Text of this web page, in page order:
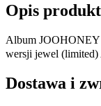
Opis
Album
wersji jewel (limited)
Dostawa i